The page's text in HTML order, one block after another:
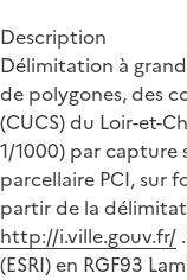
Description
Délimitation à
de polygones, des
(CUCS) du Loir-et-
1/1000) par capture
parcellaire PCI, sur
partir de la
http://i.ville.gouv.fr/
(ESRI) en RGF93